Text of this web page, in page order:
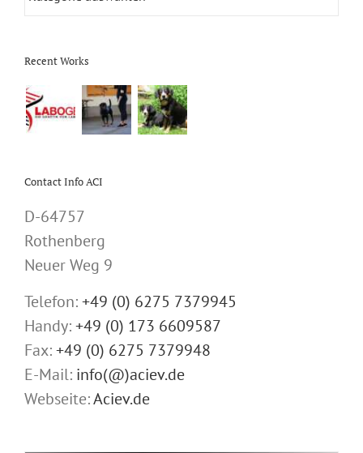
Recent Works
Contact Info ACI
D-64757
Rothenberg
Neuer Weg 9
Telefon:+49 (0) 6275 7379945
Handy:+49 (0) 173 6609587
Fax:+49 (0) 6275 7379948
E-Mail: info(@)aciev.de
Webseite:Aciev.de